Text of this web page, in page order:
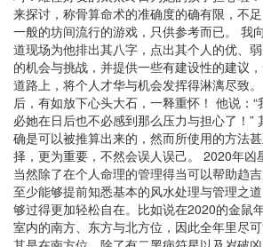
来探讨，称骨算命术的准确度的确有限，不
一般的坊间流行的游戏，只供参考而已。 我
道现场为他排出其八字，点出其个人的优、
的机会与挑战，并提供一些有建设性的建议
道路上，将个人才华与机会发挥得淋漓尽致
后，有如放下心头大石，一释重怀！ 他说：
必她在日后也不必感到那么压力与担心了！”
确是可以被推算出来的，然而所使用的方法
择，更为重要，不然会误人误己。 2020年凶
当然除了在个人命理的管理得当可以帮助趋
至少能够提前知悉基本的风水处理与管理之
够过得更加轻松自在。比如说在2020的金鼠
室内的南方、东方与北方位，因此全年里尽